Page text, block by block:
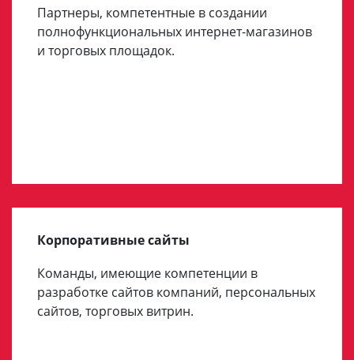
Партнеры, компетентные в создании
полнофункциональных интернет-магазинов
и торговых площадок.
Корпоративные сайты
Команды, имеющие компетенции в
разработке сайтов компаний, персональных
сайтов, торговых витрин.